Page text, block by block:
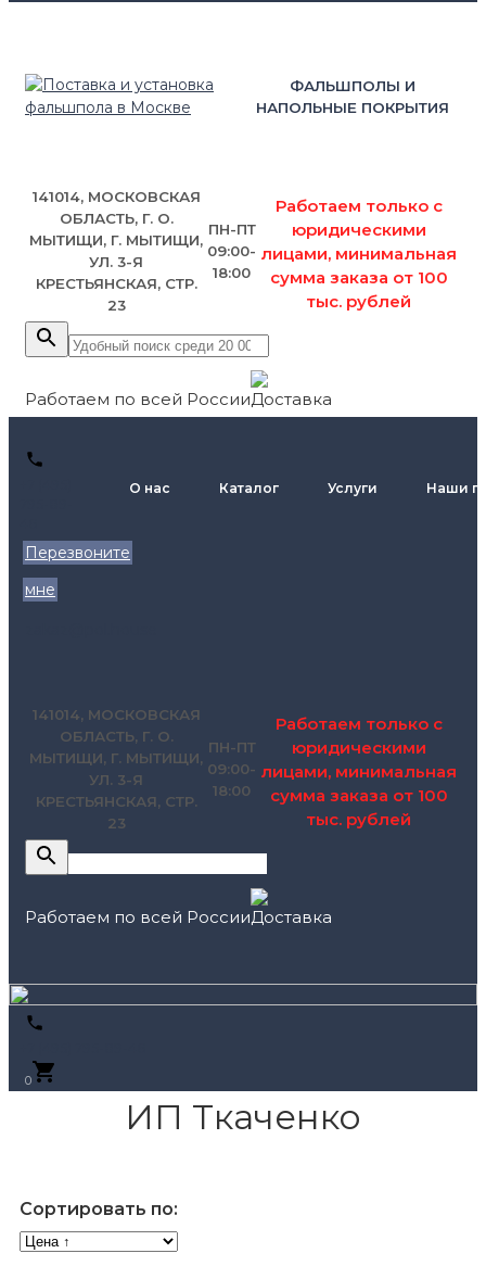
ФАЛЬШПОЛЫ И
НАПОЛЬНЫЕ ПОКРЫТИЯ
141014, МОСКОВСКАЯ
ОБЛАСТЬ, Г. О.
МЫТИЩИ, Г. МЫТИЩИ,
УЛ. 3-Я
КРЕСТЬЯНСКАЯ, СТР.
23
ПН-ПТ
09:00-
18:00
Работаем только с
юридическими
лицами, минимальная
сумма заказа от 100
тыс. рублей
Работаем по всей России
Перезвоните
мне
О нас Каталог Услуги Наши
141014, МОСКОВСКАЯ
ОБЛАСТЬ, Г. О.
МЫТИЩИ, Г. МЫТИЩИ,
УЛ. 3-Я
КРЕСТЬЯНСКАЯ, СТР.
23
ПН-ПТ
09:00-
18:00
Работаем только с
юридическими
лицами, минимальная
сумма заказа от 100
тыс. рублей
Работаем по всей России
0
ИП Ткаченко
Сортировать по: